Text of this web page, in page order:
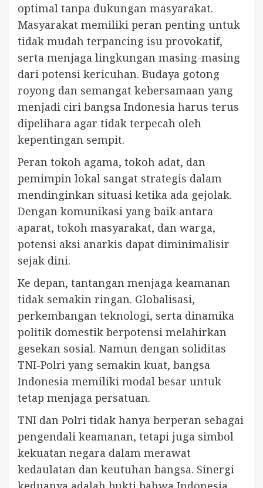
optimal tanpa dukungan masyarakat.
Masyarakat memiliki peran penting untuk
tidak mudah terpancing isu provokatif,
serta menjaga lingkungan masing-masing
dari potensi kericuhan. Budaya gotong
royong dan semangat kebersamaan yang
menjadi ciri bangsa Indonesia harus terus
dipelihara agar tidak terpecah oleh
kepentingan sempit.
Peran tokoh agama, tokoh adat, dan
pemimpin lokal sangat strategis dalam
mendinginkan situasi ketika ada gejolak.
Dengan komunikasi yang baik antara
aparat, tokoh masyarakat, dan warga,
potensi aksi anarkis dapat diminimalisir
sejak dini.
Ke depan, tantangan menjaga keamanan
tidak semakin ringan. Globalisasi,
perkembangan teknologi, serta dinamika
politik domestik berpotensi melahirkan
gesekan sosial. Namun dengan soliditas
TNI-Polri yang semakin kuat, bangsa
Indonesia memiliki modal besar untuk
tetap menjaga persatuan.
TNI dan Polri tidak hanya berperan sebagai
pengendali keamanan, tetapi juga simbol
kekuatan negara dalam merawat
kedaulatan dan keutuhan bangsa. Sinergi